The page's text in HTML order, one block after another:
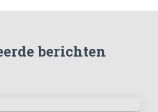
berichten